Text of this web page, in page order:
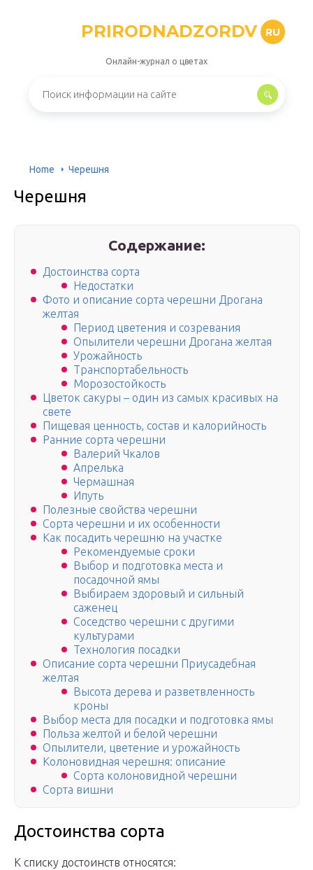
PRIRODNADZORDV RU
Онлайн-журнал о цветах
Home Черешня
Черешня
Содержание:
Достоинства сорта
Недостатки
Фото и описание сорта черешни Дрогана
желтая
Период цветения и созревания
Опылители черешни Дрогана желтая
Урожайность
Транспортабельность
Морозостойкость
Цветок сакуры – один из самых красивых на
свете
Пищевая ценность, состав и калорийность
Ранние сорта черешни
Валерий Чкалов
Апрелька
Чермашная
Ипуть
Полезные свойства черешни
Сорта черешни и их особенности
Как посадить черешню на участке
Рекомендуемые сроки
Выбор и подготовка места и
посадочной ямы
Выбираем здоровый и сильный
саженец
Соседство черешни с другими
культурами
Технология посадки
Описание сорта черешни Приусадебная
желтая
Высота дерева и разветвленность
кроны
Выбор места для посадки и подготовка ямы
Польза желтой и белой черешни
Опылители, цветение и урожайность
Колоновидная черешня: описание
Сорта колоновидной черешни
Сорта вишни
Достоинства сорта
К списку достоинств относятся: